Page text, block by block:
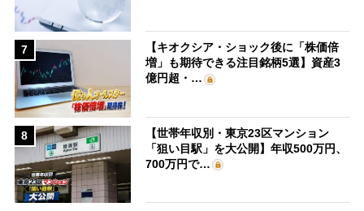
7
【キオクシア・ショック後に「株価倍
増」も期待できる注目銘柄5選】資産3
億円超・…
8
【世帯年収別・東京23区マンション
「狙い目駅」を大公開】年収500万円、
700万円で…